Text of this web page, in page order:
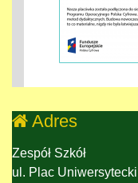
Adres
Zespół Szkół
ul. Plac